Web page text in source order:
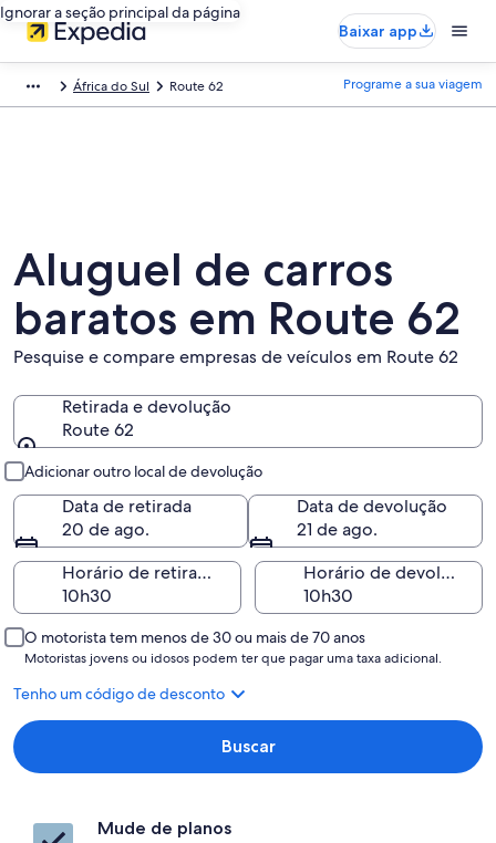
Ignorar a seção principal da página
Baixar app
África do Sul Route 62 Programe a sua viagem
Aluguel de carros
baratos em Route 62
Pesquise e compare empresas de veículos em Route 62
Retirada e devolução
Route 62
Adicionar outro local de devolução
Data de retirada
20 de ago.
Data de devolução
21 de ago.
Horário de retirada
Horário de devolução
O motorista tem menos de 30 ou mais de 70 anos
Motoristas jovens ou idosos podem ter que pagar uma taxa adicional.
Tenho um código de desconto
Buscar
Mude de planos